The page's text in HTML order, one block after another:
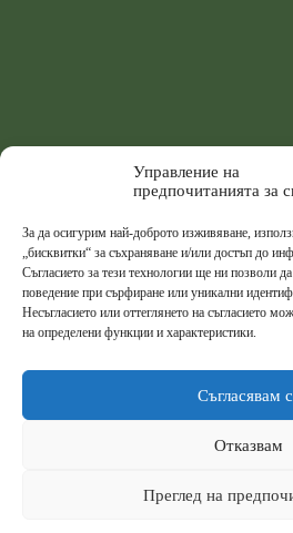
Управление на
предпочитанията за
За да осигурим най-доброто изживяване,
„бисквитки“ за съхраняване и/или достъп до
Съгласието за тези технологии ще ни позволи
поведение при сърфиране или уникални
Несъгласието или оттеглянето на съгласието
на определени функции и характеристики.
Съгласявам
Отказвам
Преглед на
Централна Медицинска